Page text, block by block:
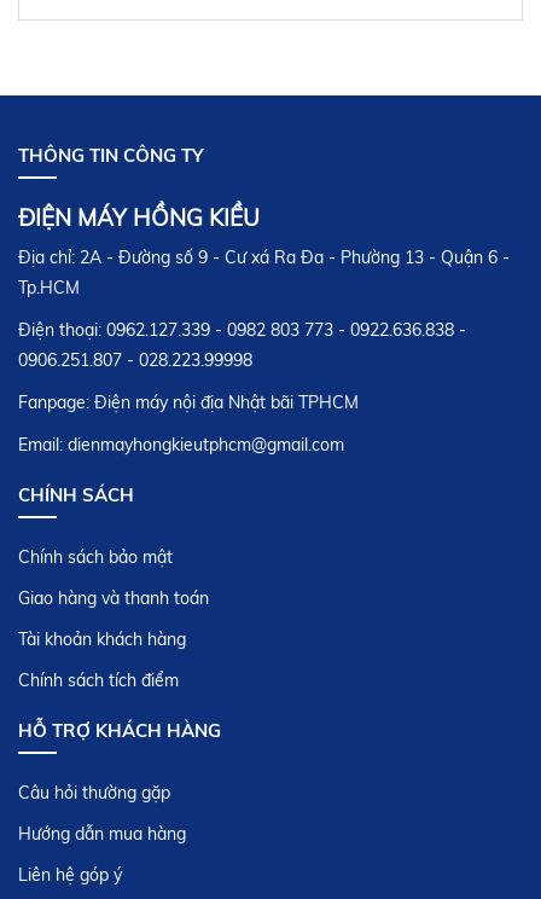
HƯỚNG DẪN SỬ DỤNG NỒI CƠM ĐIỆN NỘI
ĐỊA NHẬT ZOJIRUSHI
HƯỚNG DẪN SỬ DỤNG NỒI CƠM ĐIỆN NỘI
ĐỊA NHẬT MITSUBISHI
06 tháng 12,2017
HƯỚNG DẪN SỬ DỤNG BẾP TỪ NỘI ĐỊA
NHẬT NATIONAL
08 tháng 05,2017
06 tháng 05,2017
THÔNG TIN CÔNG TY
ĐIỆN MÁY HỒNG KIỀU
Địa chỉ: 2A - Đường số 9 - Cư xá Ra Đa - Phường 13 - Quận 6 -
Tp.HCM
Điện thoại: 0962.127.339 - 0982 803 773 - 0922.636.838 -
0906.251.807 - 028.223.99998
Fanpage: Điện máy nội địa Nhật bãi TPHCM
Email: dienmayhongkieutphcm@gmail.com
CHÍNH SÁCH
Chính sách bảo mật
Giao hàng và thanh toán
Tài khoản khách hàng
Chính sách tích điểm
HỖ TRỢ KHÁCH HÀNG
Câu hỏi thường gặp
Hướng dẫn mua hàng
Liên hệ góp ý